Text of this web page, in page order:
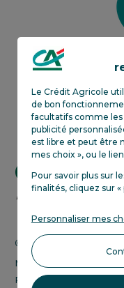
Crédit
bank
En savoir plus
Change CHF-EUR
Mentions légales
Politique de
Le Crédit Agricole
de bon
facultatifs comme
publicité
est libre et peut être
mes choix », ou le
Pour savoir plus sur
finalités, cliquez sur «
Personnaliser mes